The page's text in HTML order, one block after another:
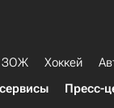
ЗОЖ Хоккей
Пресс-